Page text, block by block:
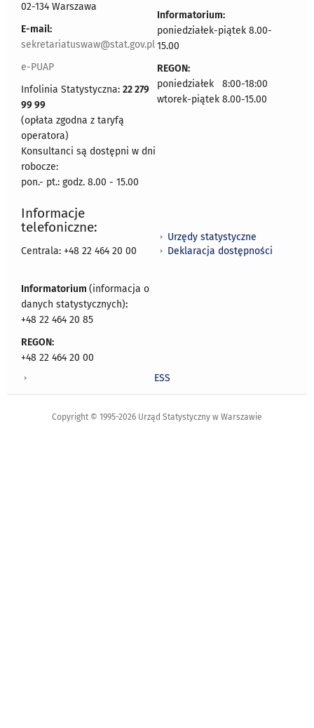
02-134 Warszawa
E-mail:
sekretariatuswaw@stat.gov.pl
e-PUAP
Infolinia Statystyczna: 22 279
99 99
(opłata zgodna z taryfą
operatora)
Konsultanci są dostępni w dni
robocze:
pon.- pt.: godz. 8.00 - 15.00
Informatorium:
poniedziałek-piątek 8.00-
15.00
REGON:
poniedziałek 8:00-18:00
wtorek-piątek 8.00-15.00
Informacje
telefoniczne:
Centrala: +48 22 464 20 00
Informatorium (informacja o
danych statystycznych):
+48 22 464 20 85
REGON:
+48 22 464 20 00
Urzędy statystyczne
Deklaracja dostępności
ESS
Copyright © 1995-2026 Urząd Statystyczny w Warszawie